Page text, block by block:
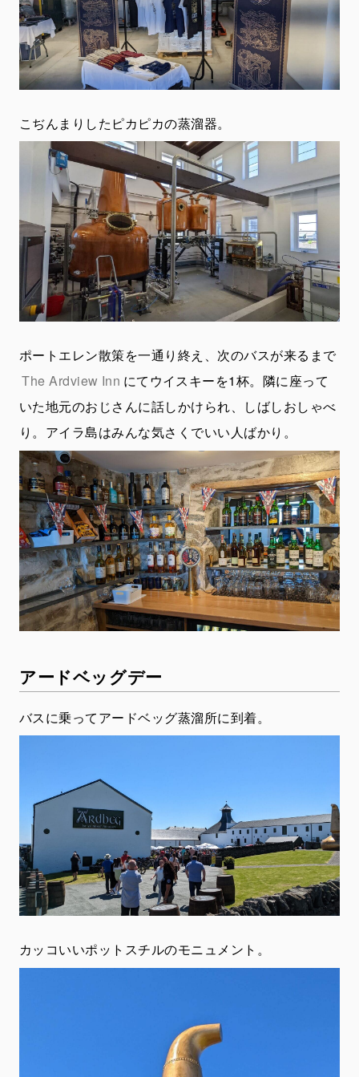
こぢんまりしたピカピカの蒸溜器。
ポートエレン散策を一通り終え、次のバスが来るまで
The Ardview Inn にてウイスキーを1杯。隣に座って
いた地元のおじさんに話しかけられ、しばしおしゃべ
り。アイラ島はみんな気さくでいい人ばかり。
アードベッグデー
バスに乗ってアードベッグ蒸溜所に到着。
カッコいいポットスチルのモニュメント。